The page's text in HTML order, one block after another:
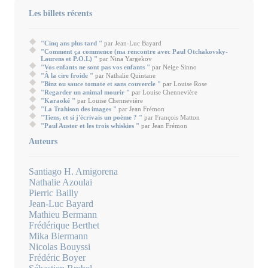
Les billets récents
"Cinq ans plus tard " par Jean-Luc Bayard
"Comment ça commence (ma rencontre avec Paul Otchakovsky-
Laurens et P.O.L) " par Nina Yargekov
"Vos enfants ne sont pas vos enfants " par Neige Sinno
"À la cire froide " par Nathalie Quintane
"Binz ou sauce tomate et sans couvercle " par Louise Rose
"Regarder un animal mourir " par Louise Chennevière
"Karaoké " par Louise Chennevière
"La Trahison des images " par Jean Frémon
"Tiens, et si j'écrivais un poème ? " par François Matton
"Paul Auster et les trois whiskies " par Jean Frémon
Auteurs
Santiago H. Amigorena
Nathalie Azoulai
Pierric Bailly
Jean-Luc Bayard
Mathieu Bermann
Frédérique Berthet
Mika Biermann
Nicolas Bouyssi
Frédéric Boyer